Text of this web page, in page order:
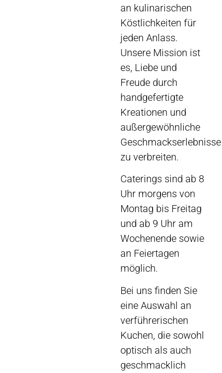
an kulinarischen
Köstlichkeiten für
jeden Anlass.
Unsere Mission ist
es, Liebe und
Freude durch
handgefertigte
Kreationen und
außergewöhnliche
Geschmackserlebnisse
zu verbreiten.
Caterings sind ab 8
Uhr morgens von
Montag bis Freitag
und ab 9 Uhr am
Wochenende sowie
an Feiertagen
möglich.
Bei uns finden Sie
eine Auswahl an
verführerischen
Kuchen, die sowohl
optisch als auch
geschmacklich